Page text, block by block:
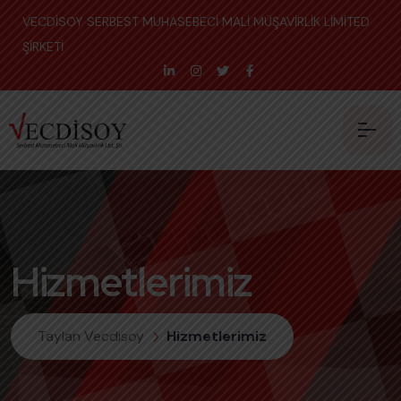
VECDİSOY SERBEST MUHASEBECİ MALİ MÜŞAVİRLİK LİMİTED
ŞİRKETİ
Hizmetlerimiz
Taylan Vecdisoy Hizmetlerimiz